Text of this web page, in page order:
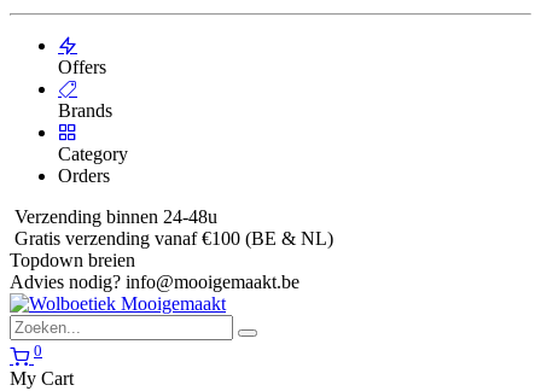
Offers
Brands
Category
Orders
Verzending binnen 24-48u
Gratis verzending vanaf €100 (BE & NL)
Topdown breien
Advies nodig? info@mooigemaakt.be
0
My Cart